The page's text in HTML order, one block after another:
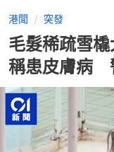
港聞 突發
毛髮稀疏雪
稱患皮膚病